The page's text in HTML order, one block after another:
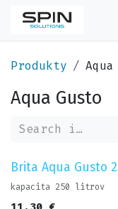
Produkty
Aqua Gusto
Brita Aqua Gusto
kapacita 250 litrov